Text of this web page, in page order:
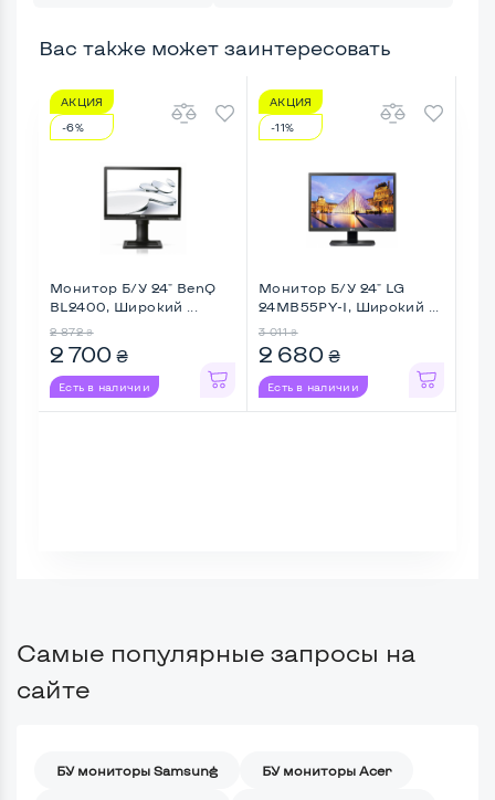
Вас также может заинтересовать
АКЦИЯ
-6%
Монитор Б/У 24" BenQ
BL2400, Широкий ...
2 872 ₴
2 700 ₴
Есть в наличии
АКЦИЯ
-11%
Монитор Б/У 24" LG
24MB55PY-I, Широкий ...
3 011 ₴
2 680 ₴
Есть в наличии
Самые популярные запросы на
сайте
БУ мониторы Samsung БУ мониторы Acer